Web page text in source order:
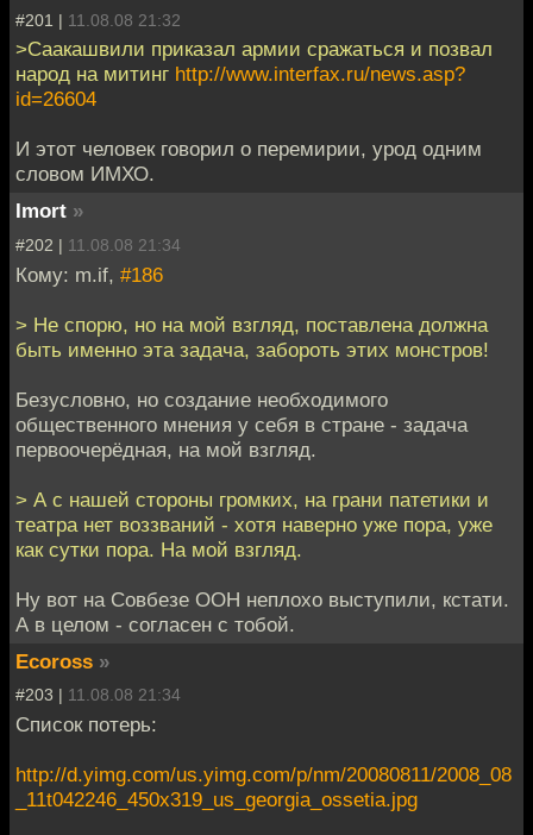
#201 | 11.08.08 21:32
>Саакашвили приказал армии сражаться и позвал
народ на митинг http://www.interfax.ru/news.asp?
id=26604
И этот человек говорил о перемирии, урод одним
словом ИМХО.
Imort »
#202 | 11.08.08 21:34
Кому: m.if, #186
> Не спорю, но на мой взгляд, поставлена должна
быть именно эта задача, забороть этих монстров!
Безусловно, но создание необходимого
общественного мнения у себя в стране - задача
первоочерёдная, на мой взгляд.
> А с нашей стороны громких, на грани патетики и
театра нет воззваний - хотя наверно уже пора, уже
как сутки пора. На мой взгляд.
Ну вот на Совбезе ООН неплохо выступили, кстати.
А в целом - согласен с тобой.
Ecoross »
#203 | 11.08.08 21:34
Список потерь:
http://d.yimg.com/us.yimg.com/p/nm/20080811/2008_08
_11t042246_450x319_us_georgia_ossetia.jpg